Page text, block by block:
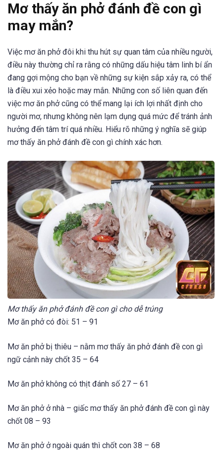
Mơ thấy ăn phở đánh đề con gì
may mắn?
Việc mơ ăn phở đôi khi thu hút sự quan tâm của nhiều người,
điều này thường chỉ ra rằng có những dấu hiệu tâm linh bí ẩn
đang gợi mộng cho bạn về những sự kiện sắp xảy ra, có thể
là điều xui xẻo hoặc may mắn. Những con số liên quan đến
việc mơ ăn phở cũng có thể mang lại ích lợi nhất định cho
người mơ, nhưng không nên lạm dụng quá mức để tránh ảnh
hưởng đến tâm trí quá nhiều. Hiểu rõ những ý nghĩa sẽ giúp
mơ thấy ăn phở đánh đề con gì chính xác hơn.
Mơ thấy ăn phở đánh đề con gì cho dễ trúng
Mơ ăn phở có đòi: 51 – 91
Mơ ăn phở bị thiêu – nằm mơ thấy ăn phở đánh đề con gì
ngữ cảnh này chốt 35 – 64
Mơ ăn phở không có thịt đánh số 27 – 61
Mơ ăn phở ở nhà – giấc mơ thấy ăn phở đánh đề con gì này
chốt 08 – 93
Mơ ăn phở ở ngoài quán thì chốt con 38 – 68